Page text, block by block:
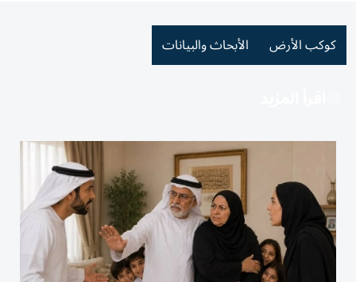
كوكب الأرض الأبحاث والبيانات